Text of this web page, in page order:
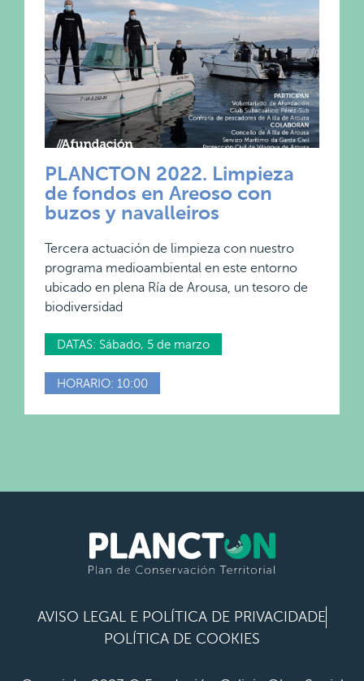
PLANCTON 2022. Limpieza
de fondos en Areoso con
buzos y navalleiros
Tercera actuación de limpieza con nuestro
programa medioambiental en este entorno
ubicado en plena Ría de Arousa, un tesoro de
biodiversidad
DATAS: Sábado, 5 de marzo
HORARIO: 10:00
AVISO LEGAL E POLÍTICA DE PRIVACIDADE
POLÍTICA DE COOKIES